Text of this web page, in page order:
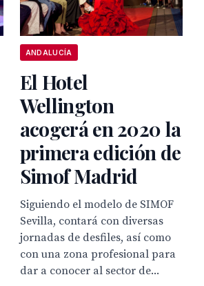
ANDALUCÍA
El Hotel
Wellington
acogerá en 2020 la
primera edición de
Simof Madrid
Siguiendo el modelo de SIMOF
Sevilla, contará con diversas
jornadas de desfiles, así como
con una zona profesional para
dar a conocer al sector de...